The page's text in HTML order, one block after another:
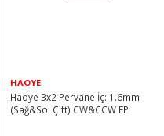
HAOYE
Haoye 3x2 Pervane İç: 1.6mm
(Sağ&Sol Çift) CW&CCW EP